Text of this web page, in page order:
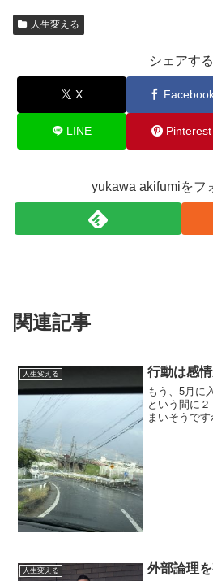
人生変える
シェアする
X
LINE Pinterest
yukawa akifumiをフ
関連記事
人生変える 行動は感
もう、5月に
という間に
まいそうで
人生変える 外部論理を